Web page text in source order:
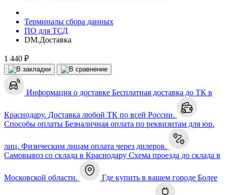
Терминалы сбора данных
ПО для ТСД
DM.Доставка
1 440 ₽
Информация о доставке Бесплатная доставка до ТК в
Краснодару. Доставка любой ТК по всей России.
Способы оплаты Безналичная оплата по реквизитам для юр.
лиц. Физическим лицам оплата через дилеров.
Самовывоз со склада в Краснодару Схема проезда до склада в
Московской области. Где купить в вашем городе Более